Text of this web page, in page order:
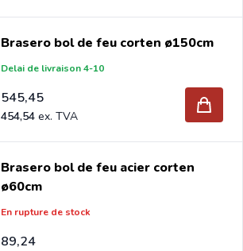
Brasero bol de feu corten ø150cm
Delai de livraison 4-10
545,45
454,54
Brasero bol de feu acier corten
ø60cm
En rupture de stock
89,24